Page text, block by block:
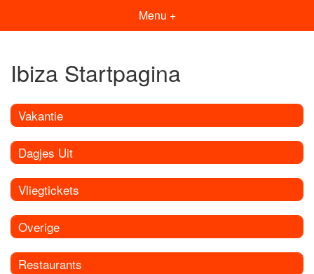
Menu +
Ibiza Startpagina
Vakantie
Dagjes Uit
Vliegtickets
Overige
Restaurants